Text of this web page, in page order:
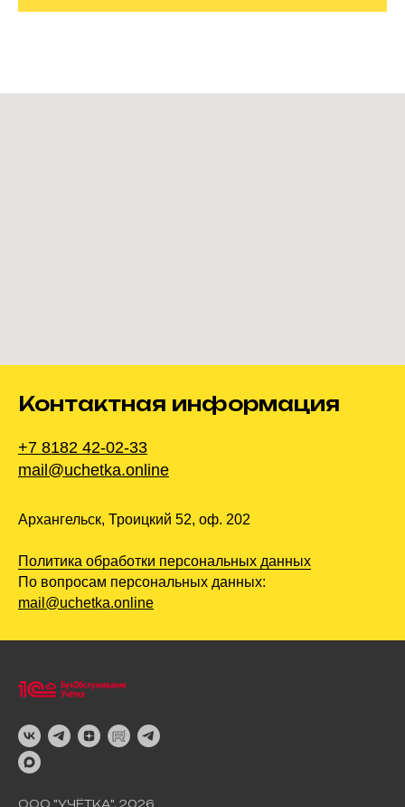
Контактная информация
+7 8182 42-02-33
mail@uchetka.online
Архангельск, Троицкий 52, оф. 202
Политика обработки персональных данных
По вопросам персональных данных:
mail@uchetka.online
ООО "УЧЁТКА", 2026